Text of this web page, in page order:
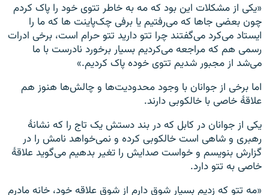
«یکی از مشکلات این‌ بود که مه به خاطر تتوی خود را پاک کردم
چون بعضی جاها که می‌رفتیم یا برفی چک‌‌پاینت ها که ما را
ایستاد می‌کرد می‌‌گفتند چرا تتو دارید تتو حرام است، برخی ادرات
رسمی هم که مراجعه می‌کردیم بسیار برخورد نادرست با ما
می‌شد از مجبور شدیم تتوی خوده پاک کردیم.»
اما برخی از جوانان با وجود محدودیت‌ها و چالش‌ها هنوز هم
علاقهٔ خاصی با خالکوبی دارند.
یکی از جوانان در کابل که در بند دستش یک تاج را که نشانهٔ
رهبری و شاهی است خالکوبی کرده و نمی‌خواهد نامش را در
گزارش بنویسم و خواست صدایش را تغیر بدهیم می‌گوید علاقهٔ
خاصی به تتو دارد.
«مه تتو که زدیم بسیار شوق دارم از شوق علاقه خود، خانه مادرم